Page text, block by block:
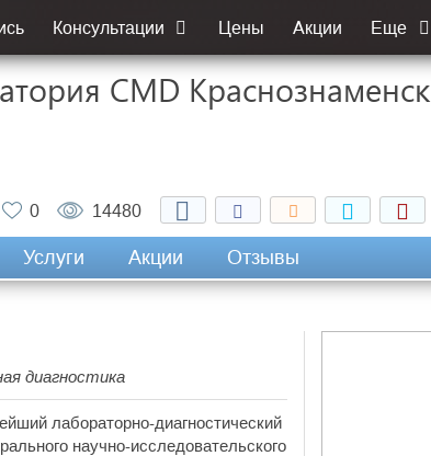
Консультации Цены Акции Еще
CMD Краснознаменск
0 14480
Услуги Акции Отзывы
диагностика
лабораторно-диагностический
научно-исследовательского